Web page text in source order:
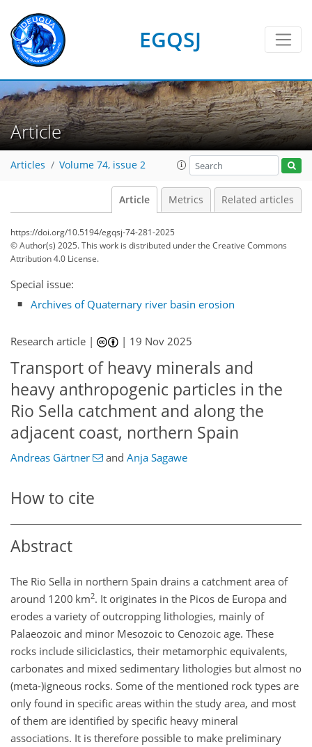
EGQSJ
Article
Articles Volume 74, issue 2
Article Metrics Related articles
https://doi.org/10.5194/egqsj-74-281-2025
© Author(s) 2025. This work is distributed underthe Creative Commons
Attribution 4.0 License.
Special issue:
Archives of Quaternary river basin erosion
Research article | | 19 Nov 2025
Transport of heavy minerals and
heavy anthropogenic particles in the
Rio Sella catchment and along the
adjacent coast, northern Spain
Andreas Gärtner and Anja Sagawe
How to cite
Abstract
The Rio Sella in northern Spain drains a catchment area of
around 1200 km2. It originates in the Picos de Europa and
erodes a variety of outcropping lithologies, mainly of
Palaeozoic and minor Mesozoic to Cenozoic age. These
rocks include siliciclastics, their metamorphic equivalents,
carbonates and mixed sedimentary lithologies but almost no
(meta-)igneous rocks. Some of the mentioned rock types are
only found in specific areas within the study area, and most
of them are identified by specific heavy mineral
associations. It is therefore possible to make preliminary